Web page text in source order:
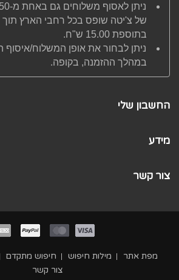
בתוספת 15.00 ש"ח.
ניתן לבחור את אופן המשלוח/
במהלך ההזמנה, בקופה.
החשבון שלי
מידע
צור קשר
מפת אתר מילות חיפוש חיפוש מתקדם
צור קשר